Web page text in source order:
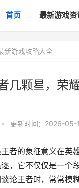
首页 最新游戏资
新游戏攻略大全
几颗星，荣
• 更新时间：2026-05-
者的象征意义在英
，它不仅仅是一个
论王者时，常常模